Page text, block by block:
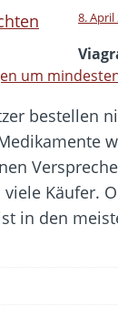
8. April
um
bestellen
Käufer.
in den